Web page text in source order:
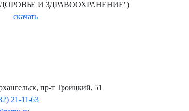
И ЗДРАВООХРАНЕНИЕ")
скачать
пр-т Троицкий, 51
21-11-63